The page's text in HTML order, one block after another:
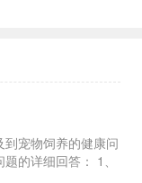
宠物饲养的健康问
的详细回答： 1、